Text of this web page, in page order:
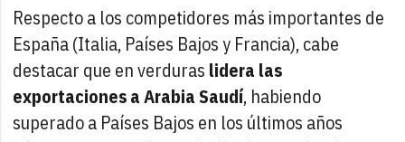
Respecto a los competidores más importantes de
España (Italia, Países Bajos y Francia), cabe
destacar que en verduras lidera las
exportaciones a Arabia Saudí, habiendo
superado a Países Bajos en los últimos años